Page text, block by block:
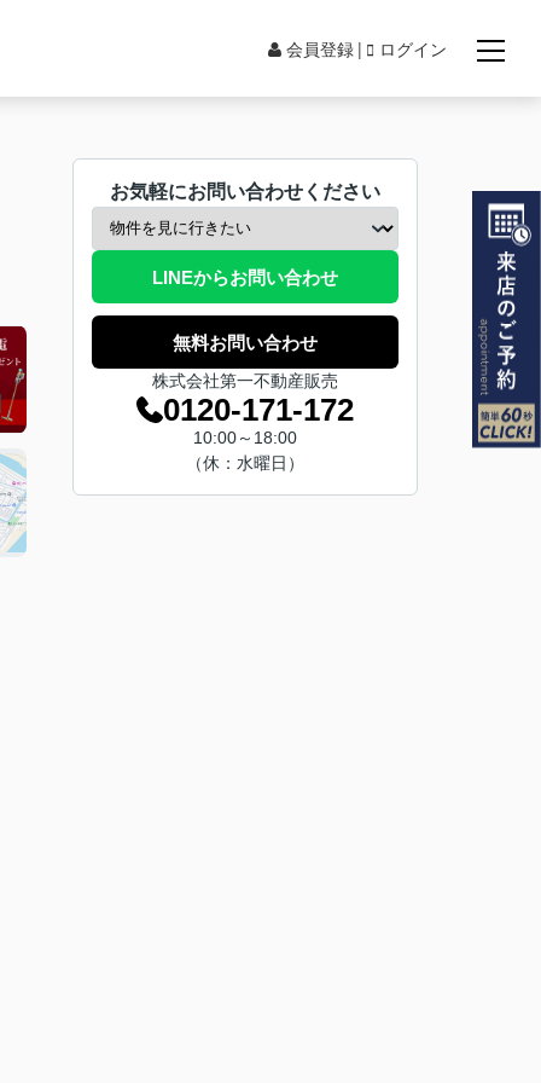
会員登録 ログイン
お気軽にお問い合わせください
LINEからお問い合わせ
無料お問い合わせ
株式会社第一不動産販売
0120-171-172
10:00～18:00
（休：水曜日）